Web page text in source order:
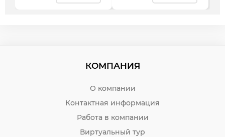
КОМПАНИЯ
О компании
Контактная информация
Работа в компании
Виртуальный тур